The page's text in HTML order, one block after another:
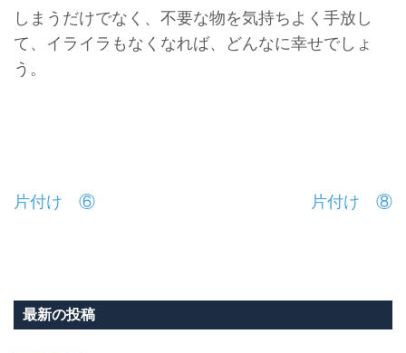
しまうだけでなく、不要な物を気持ちよく手放し
て、 イライラもなくなれば、どんなに幸せでしょ
う。
投
ビ
片付け ⑥ 片付け ⑧
最新の投稿